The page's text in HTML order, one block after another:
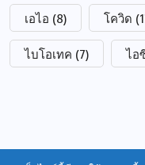
เอไอ (8) โควิด
ไบโอเทค (7) ไอ